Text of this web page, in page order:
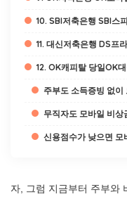
10. SBI저축은행 SBI스
11. 대신저축은행 DS프
12. OK캐피탈 당일OK
주부도 소득증빙 없이
무직자도 모바일 비
신용점수가 낮으면 모
자, 그럼 지금부터 주부와